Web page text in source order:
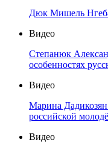
Дюк Мишель
Видео
Степанюк
особенностях
Видео
Марина
российской
Видео